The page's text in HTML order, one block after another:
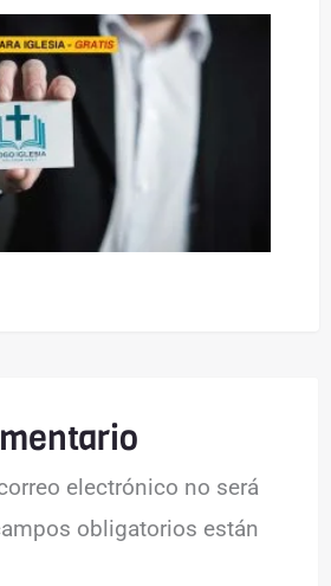
electrónico no será
obligatorios están